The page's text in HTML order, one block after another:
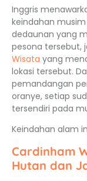
Inggris
keindahan
dedaunan yang
pesona tersebut,
Wisata yang
lokasi tersebut.
pemandangan
oranye, setiap
tersendiri pada
Keindahan alam
Cardinham
Hutan dan